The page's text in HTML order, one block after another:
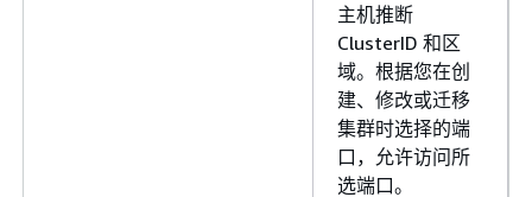
主机推断
ClusterID 和区
域。根据您在创
建、修改或迁移
集群时选择的端
口，允许访问所
选端口。